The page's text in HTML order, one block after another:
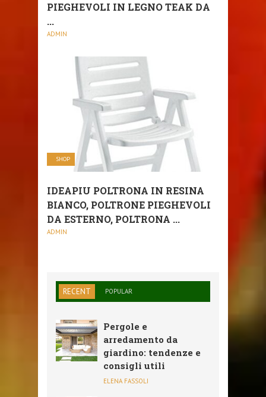
PIEGHEVOLI IN LEGNO TEAK DA
...
ADMIN
SHOP
IDEAPIU POLTRONA IN RESINA
BIANCO, POLTRONE PIEGHEVOLI
DA ESTERNO, POLTRONA ...
ADMIN
RECENT POPULAR
Pergole e
arredamento da
giardino: tendenze e
consigli utili
ELENA FASSOLI